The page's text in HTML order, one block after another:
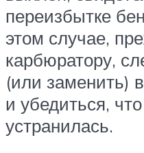
переизбытке
этом случае,
карбюратору,
(или заменить)
и убедиться,
устранилась.